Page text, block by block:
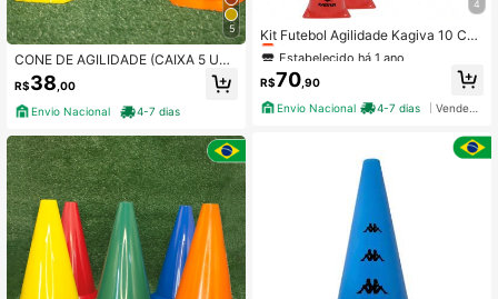
5
CONE DE AGILIDADE (CAIXA 5 UNI
DADES)
R$38 ,00
Envio Nacional
4-7 dias
4
Kit Futebol Agilidade Kagiva 10 Con
es – Chapéu + Tartaruga
Estabelecido há 1 ano
Somente 8 Restante
Estabelecido há 1 ano
Somente 8 Restante
Estabelecido há 1 ano
Somente 8 Restante
Estabelecido há 1 ano
Somente 8 Restante
R$70 ,90
Envio Nacional
4-7 dias